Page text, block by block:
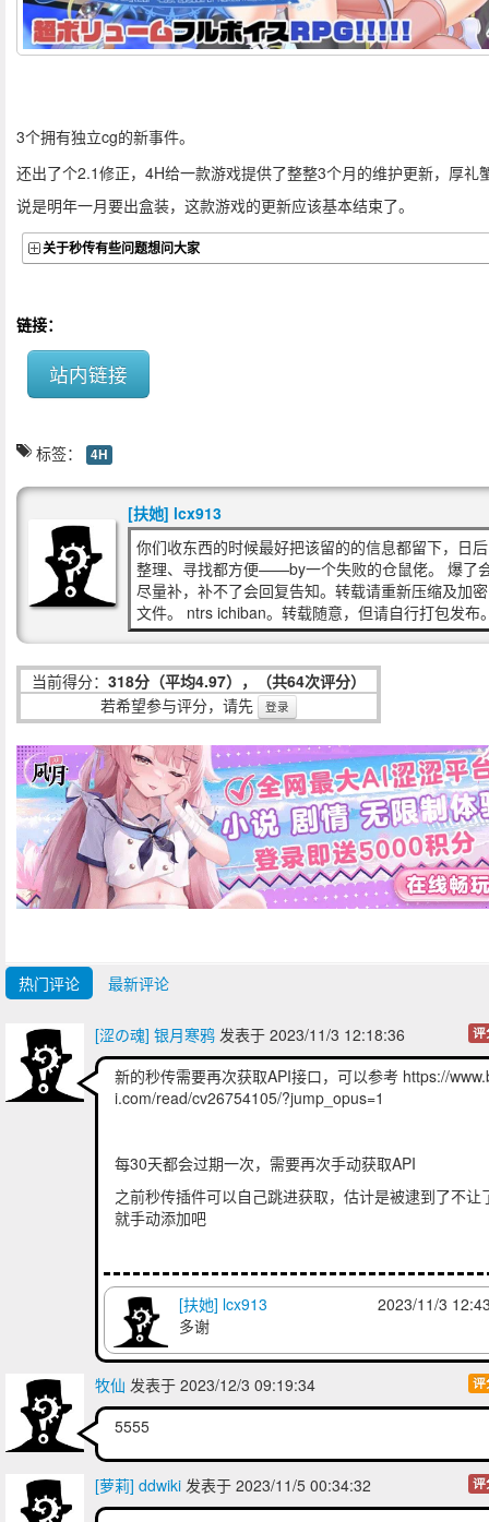
3个拥有独立cg的新事件。
还出了个2.1修正，4H给一款游戏提供了整整3个月的维护更新，厚礼
说是明年一月要出盒装，这款游戏的更新应该基本结束了。
关于秒传有些问题想问大家
链接：
站内链接
标签： 4H
[扶她] lcx913
你们收东西的时候最好把该留的的信息都留下，日后
整理、寻找都方便——by一个失败的仓鼠佬。 爆了
尽量补，补不了会回复告知。转载请重新压缩及加密
文件。 ntrs ichiban。转载随意，但请自行打包发布
当前得分： 318分（平均4.97），（共64次评分）
若希望参与评分，请先
登录
热门评论 最新评论
[涩の魂] 银月寒鸦 发表于 2023/11/3 12:18:36 评
新的秒传需要再次获取API接口，可以参考 https://
i.com/read/cv26754105/?jump_opus=1
每30天都会过期一次，需要再次手动获取API
之前秒传插件可以自己跳进获取，估计是被逮到了不让
就手动添加吧
2023/11/3
[扶她] lcx913
多谢
牧仙 发表于 2023/12/3 09:19:34 评
5555
[萝莉] ddwiki 发表于 2023/11/5 00:34:32 评